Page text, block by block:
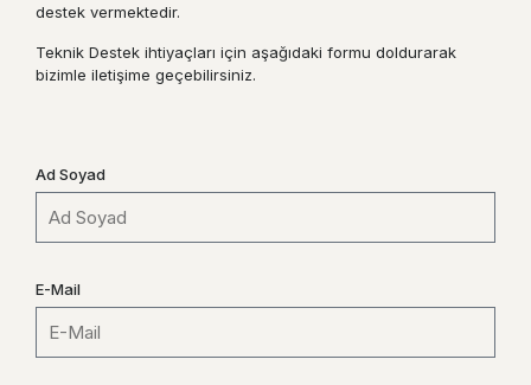
destek vermektedir.
Teknik Destek ihtiyaçları için aşağıdaki formu doldurarak
bizimle iletişime geçebilirsiniz.
Ad Soyad
E-Mail